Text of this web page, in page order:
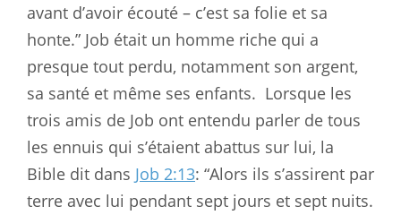
avant d’avoir écouté – c’est sa folie et sa
honte.” Job était un homme riche qui a
presque tout perdu, notamment son argent,
sa santé et même ses enfants. Lorsque les
trois amis de Job ont entendu parler de tous
les ennuis qui s’étaient abattus sur lui, la
Bible dit dans Job 2:13: “Alors ils s’assirent par
terre avec lui pendant sept jours et sept nuits.